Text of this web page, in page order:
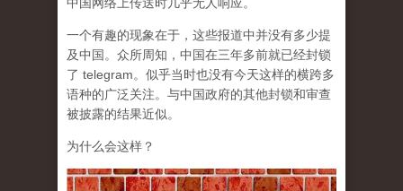
一个有趣的现象在于，这些报道中并没有多少提
及中国。众所周知，中国在三年多前就已经封锁
了 telegram。似乎当时也没有今天这样的横跨多
语种的广泛关注。与中国政府的其他封锁和审查
被披露的结果近似。
为什么会这样？